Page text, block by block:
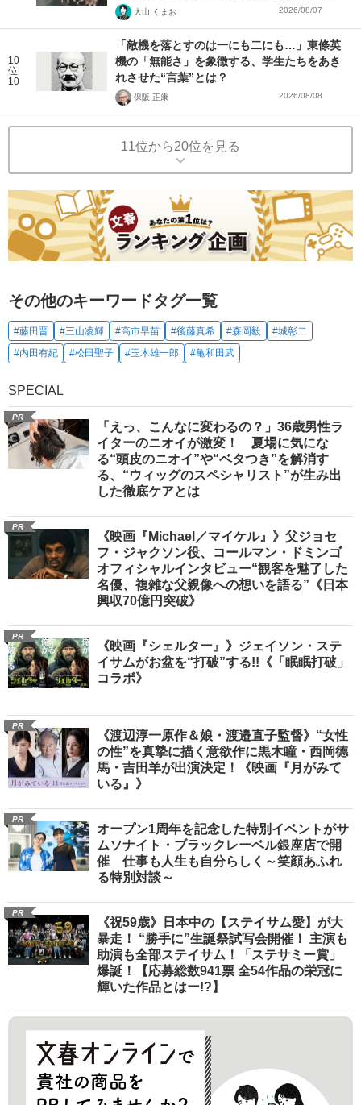
大山 くまお 2026/08/07
10
位
10
「敵機を落とすのは一にも二にも…」東條英
機の「無能さ」を象徴する、学生たちをあき
れさせた“言葉”とは？
保阪 正康 2026/08/08
11位から20位を見る
その他のキーワードタグ一覧
#藤田晋 #三山凌輝 #高市早苗 #後藤真希 #森岡毅
#城彰二
#内田有紀
#松田聖子 #玉木雄一郎 #亀和田武
SPECIAL
PR
「えっ、こんなに変わるの？」36歳男性ラ
イターのニオイが激変！ 夏場に気にな
る“頭皮のニオイ”や“ベタつき”を解消す
る、“ウィッグのスペシャリスト”が生み出
した徹底ケアとは
PR
《映画『Michael／マイケル』》父ジョセ
フ・ジャクソン役、コールマン・ドミンゴ
オフィシャルインタビュー“観客を魅了した
名優、複雑な父親像への想いを語る”《日本
興収70億円突破》
PR
《映画『シェルター』》ジェイソン・ステ
イサムがお盆を“打破”する!!《「眠眠打破」
コラボ》
PR
《渡辺淳一原作＆娘・渡邉直子監督》“女性
の性”を真摯に描く意欲作に黒木瞳・西岡德
馬・吉田羊が出演決定！《映画『月がみて
いる』》
PR
オープン1周年を記念した特別イベントがサ
ムソナイト・ブラックレーベル銀座店で開
催 仕事も人生も自分らしく～笑顔あふれ
る特別対談～
PR
《祝59歳》日本中の【ステイサム愛】が大
暴走！ “勝手に”生誕祭試写会開催！ 主演も
助演も全部ステイサム！「ステサミー賞」
爆誕！【応募総数941票 全54作品の栄冠に
輝いた作品とはー!?】